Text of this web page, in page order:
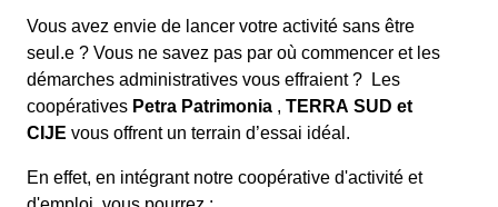
Vous avez envie de lancer votre activité sans être
seul.e ? Vous ne savez pas par où commencer et les
démarches administratives vous effraient ? Les
coopérativesPetra Patrimonia,TERRA SUD et
CIJEvous offrent un terrain d’essai idéal.
En effet, en intégrant notre coopérative d'activité et